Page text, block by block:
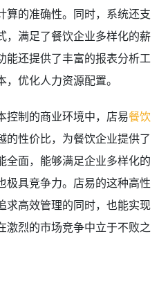
算的准确性。同时，系统还支
，满足了餐饮企业多样化的薪
能还提供了丰富的报表分析工
优化人力资源配置。
控制的商业环境中，店易餐饮
的性价比，为餐饮企业提供了
全面，能够满足企业多样化的
极具竞争力。店易的这种高性
求高效管理的同时，也能实现
激烈的市场竞争中立于不败之